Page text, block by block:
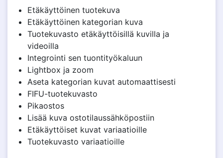
Etäkäyttöinen tuotekuva
Etäkäyttöinen kategorian kuva
Tuotekuvasto etäkäyttöisillä kuvilla ja
videoilla
Integrointi sen tuontityökaluun
Lightbox ja zoom
Aseta kategorian kuvat automaattisesti
FIFU-tuotekuvasto
Pikaostos
Lisää kuva ostotilaussähköpostiin
Etäkäyttöiset kuvat variaatioille
Tuotekuvasto variaatioille